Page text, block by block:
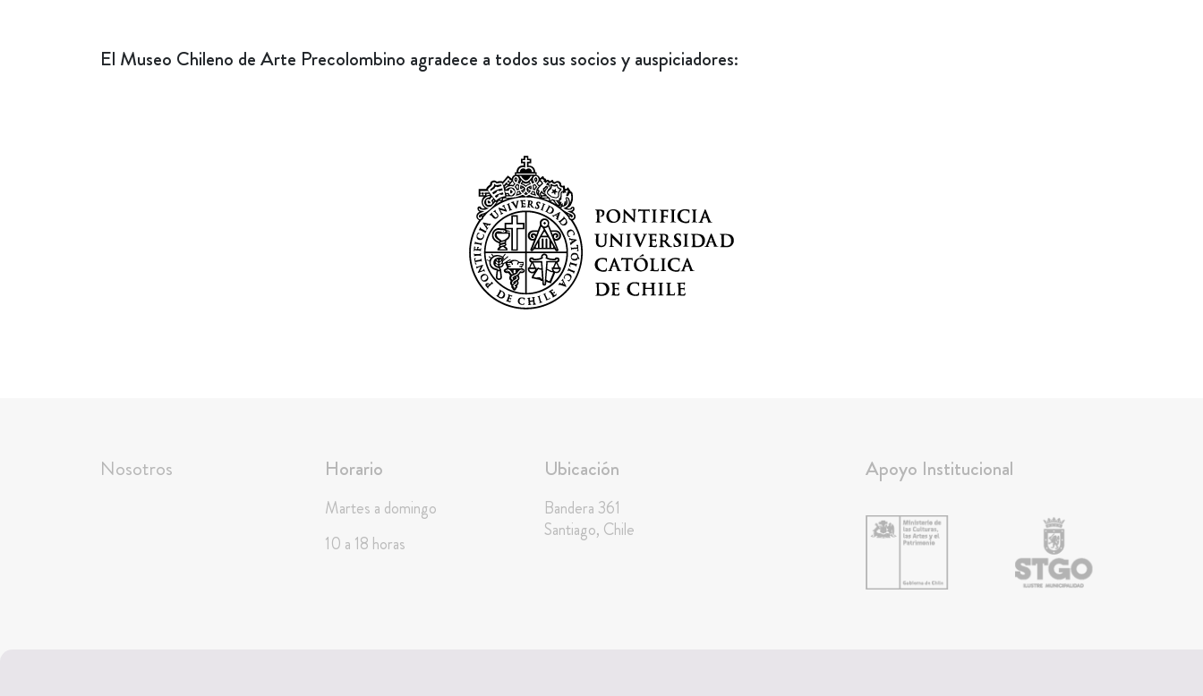
El Museo Chileno de Arte Precolombino agradece a todos sus socios y auspiciadores:
Nosotros Horario
Martes a domingo
10 a 18 horas
Ubicación
Bandera 361
Santiago, Chile
Apoyo Institucional